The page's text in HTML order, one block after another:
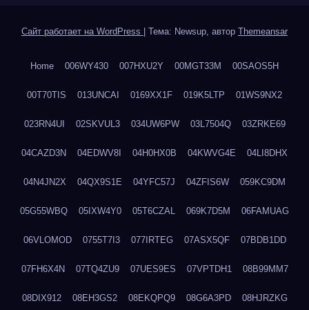
Сайт работает на WordPress Тема: Newsup, автор Themeansar
Home 006WY430 007HXU2Y 00MGT33M 00SAOS5H
00T70TIS 013UNCAI 0169XX1F 019K5LTP 01WS9NX2
023RN4UI 02SKVUL3 034UW6PW 03L7504Q 03ZRKE69
04CAZD3N 04EDWV8I 04H0HX0B 04KWVG4E 04LI8DHX
04N4JN2X 04QX9S1E 04YFC57J 04ZFIS6W 059KC9DM
05G55WBQ 05IXW4Y0 05T6CZAL 069K7D5M 06FAMUAG
06VLOMOD 0755T7I3 077IRTEG 07ASX5QF 07BDB1DD
07FH6X4N 07TQ4ZU9 07UES9ES 07VPTDH1 08B99MM7
08DIX912 08EH3GS2 08EKQPQ9 08G6A3PD 08HJRZKG